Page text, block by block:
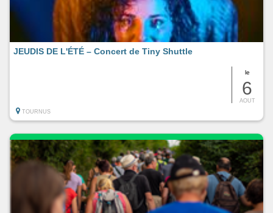
le
6
AOUT
JEUDIS DE L'ÉTÉ – Concert de Tiny Shuttle
TOURNUS